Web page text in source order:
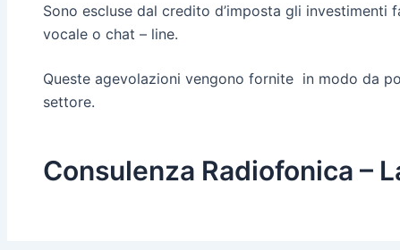
Sono escluse dal credito d’imposta gli
vocale o chat – line.
Queste agevolazioni vengono fornite in modo da
settore.
Consulenza Radiofonica –